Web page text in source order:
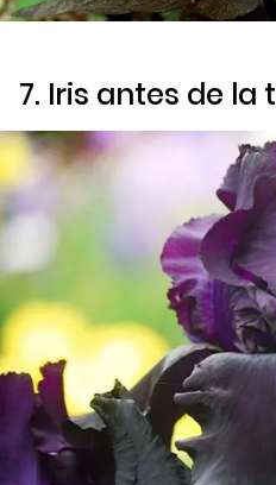
7. Iris antes de